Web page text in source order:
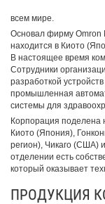
всем мире.
Основал фирму Omron
находится в Киото
В настоящее время
Сотрудники
разработкой
промышленная
системы для
Корпорация поделена
Киото (Япония),
регион), Чикаго (США)
отделении есть
который оказывает
ПРОДУКЦИЯ